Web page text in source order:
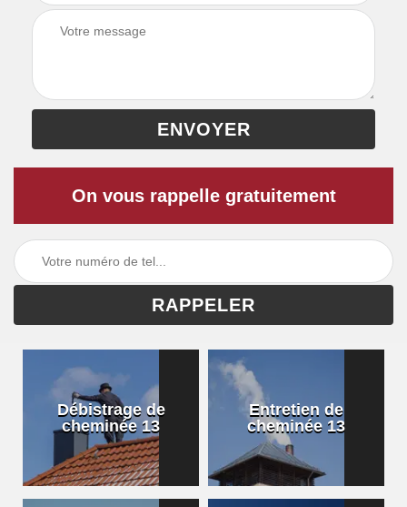
On vous rappelle gratuitement
Débistrage de
cheminée 13
Entretien de
cheminée 13